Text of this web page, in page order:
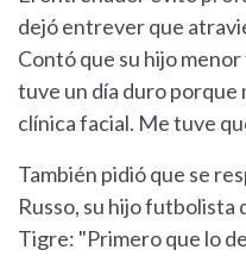
dejó entrever que
Contó que su hijo
tuve un día duro porque
clínica facial. Me tuve
También pidió que se
Russo, su hijo futbolista
Tigre: "Primero que lo